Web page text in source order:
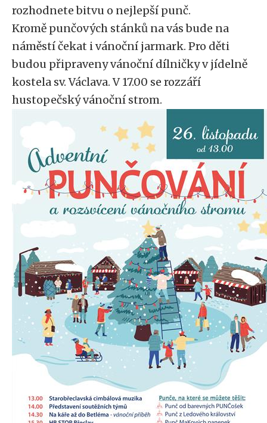
rozhodnete bitvu o nejlepší punč.
Kromě punčových stánků na vás bude na
náměstí čekat i vánoční jarmark. Pro děti
budou připraveny vánoční dílničky v jídelně
kostela sv. Václava. V 17.00 se rozzáří
hustopečský vánoční strom.